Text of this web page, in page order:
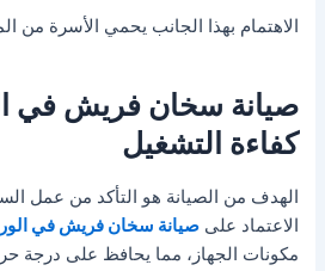
الاهتمام بهذا الجانب يحمي الأسرة من
صيانة سخان فريش في
كفاءة التشغيل
الهدف من الصيانة هو التأكد من عمل
الاعتماد علىصيانة سخان فريش في
مكونات الجهاز، مما يحافظ على درجة